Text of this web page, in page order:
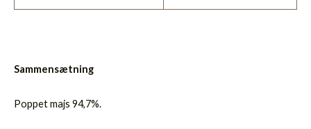
Sammensætning
Poppet majs 94,7%.